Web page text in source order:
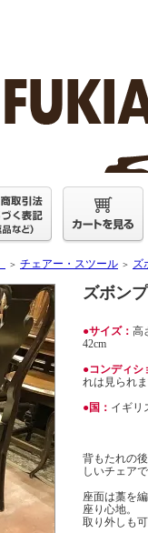
＞ チェアー・スツール ＞ ズ
ズボン
●サイズ： 高
42cm
●コンディシ
れは見られ
●国： イギリ
背もたれの
しいチェアで
座面は藁を
座り心地。
取り外しも